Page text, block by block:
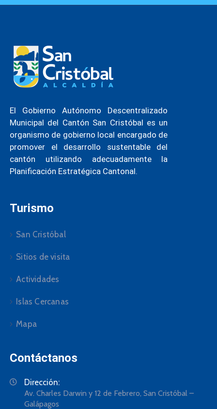
El Gobierno Autónomo Descentralizado
Municipal del Cantón San Cristóbal es un
organismo de gobierno local encargado de
promover el desarrollo sustentable del
cantón utilizando adecuadamente la
Planificación Estratégica Cantonal.
Turismo
San Cristóbal
Sitios de visita
Actividades
Islas Cercanas
Mapa
Contáctanos
Dirección:
Av. Charles Darwin y 12 de Febrero, San Cristóbal –
Galápagos